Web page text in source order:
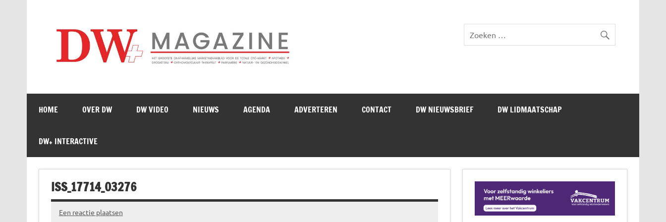
Drogistenweekblad DW Magazine
HOME OVER DW DW VIDEO NIEUWS AGENDA ADVERTEREN CONTACT DW NIEUWSBRIEF DW LIDMAATSCHAP
DW+ INTERACTIVE
ISS_17714_03276
Een reactie plaatsen